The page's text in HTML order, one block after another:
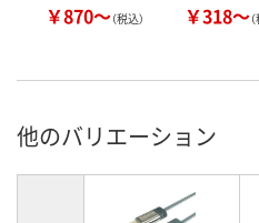
￥870～（税込） ￥318～
他のバリエーション